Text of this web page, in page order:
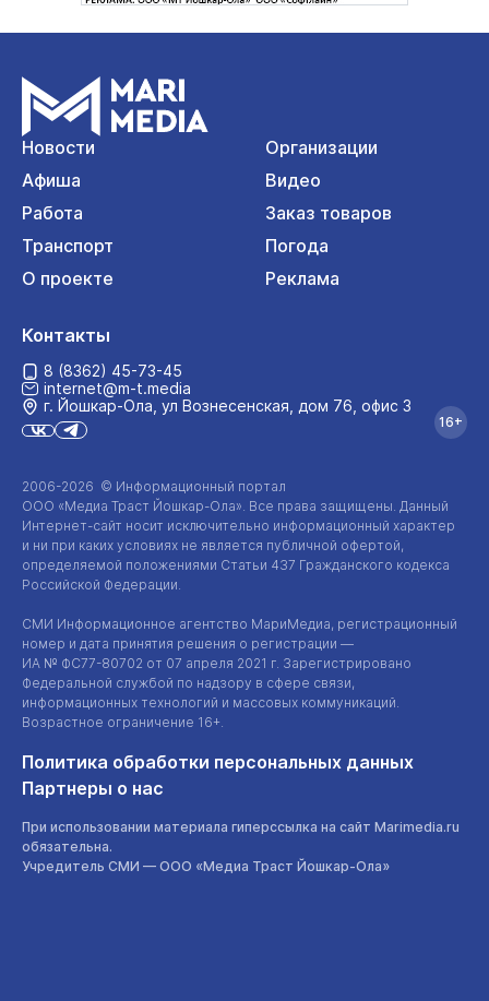
Новости
Организации
Афиша
Видео
Работа
Заказ товаров
Транспорт
Погода
О проекте
Реклама
2006-2026 © Информационный портал
ООО «Медиа Траст Йошкар-Ола». Все права защищены. Данный
Интернет-сайт носит исключительно информационный характер
и ни при каких условиях не является публичной офертой,
определяемой положениями Статьи 437 Гражданского кодекса
Российской Федерации.
СМИ Информационное агентство МариМедиа, регистрационный
номер и дата принятия решения о регистрации —
ИА № ФС77-80702 от 07 апреля 2021 г. Зарегистрировано
Федеральной службой по надзору в сфере связи,
информационных технологий и массовых коммуникаций.
Возрастное ограничение 16+.
Политика обработки персональных данных
Партнеры о нас
При использовании материала гиперссылка на сайт Marimedia.ru
обязательна.
Учредитель СМИ — ООО «Медиа Траст Йошкар-Ола»
Контакты
8 (8362) 45-73-45
internet@m-t.media
г. Йошкар‑Ола, ул Вознесенская, дом 76, офис 3
16+